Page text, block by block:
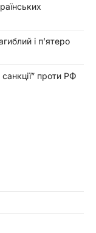
і п’ятеро
проти РФ